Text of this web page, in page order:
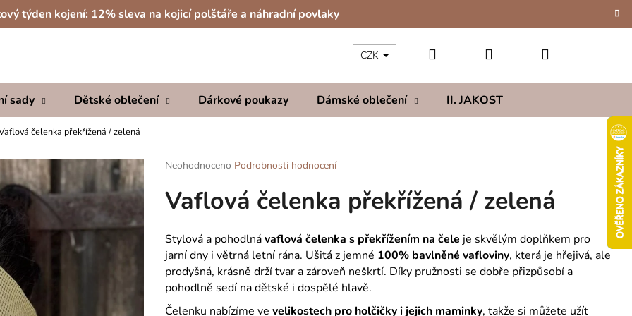
týden kojení: 12% sleva na kojicí polštáře a náhradní povlaky
sady Dětské oblečení Dárkové poukazy Dámské oblečení II. JAKOST
CZK Hledat PřihlášeníNákupní
čelenka překřížená / zelená
Průměrné
produktu
je
z
5
hvězdiček.
Neohodnoceno Podrobnosti hodnocení
Vaflová čelenka překřížená / zelená
Stylová a pohodlnávaflová čelenka s překřížením na čele je skvělým doplňkem pro
jarní dny i větrná letní rána. Ušitá z jemné 100% bavlněné vafloviny, která je hřejivá, ale
prodyšná, krásně drží tvar a zároveň neškrtí. Díky pružnosti se dobře přizpůsobí a
pohodlně sedí na dětské i dospělé hlavě.
Čelenku nabízíme ve velikostech pro holčičky i jejich maminky, takže si můžete užít
Co potřebujete najít?
Doporučujeme